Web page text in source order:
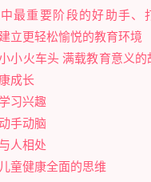
最重要阶段的好助手、
立更轻松愉悦的教育环境
小火车头 满载教育意义的
成长
习兴趣
手动脑
人相处
童健康全面的思维